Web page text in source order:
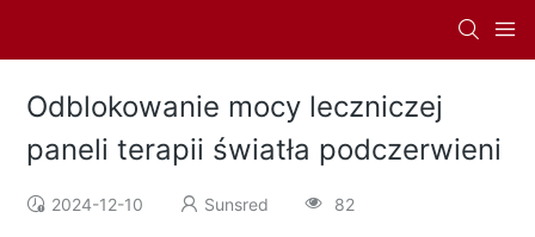
Odblokowanie mocy leczniczej
paneli terapii światła podczerwieni
2024-12-10 Sunsred 82